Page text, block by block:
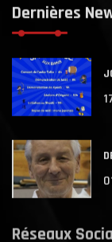
Dernières
Réseaux